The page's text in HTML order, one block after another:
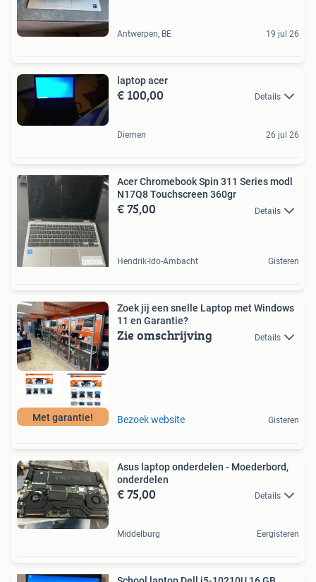
Antwerpen, BE 19 jul 26
laptop acer
€ 100,00 Details
Diemen 26 jul 26
Acer Chromebook Spin 311 Series modl
N17Q8 Touchscreen 360gr
€ 75,00 Details
Hendrik-Ido-Ambacht Gisteren
Met garantie!
Zoek jij een snelle Laptop met Windows
11 en Garantie?
Zie omschrijving Details
Bezoek website Gisteren
Asus laptop onderdelen - Moederbord,
onderdelen
€ 75,00 Details
Middelburg Eergisteren